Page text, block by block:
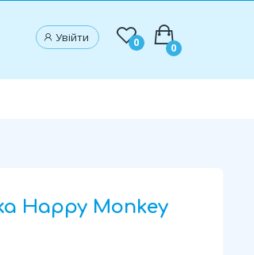
Увійти 0 0
Happy Monkey